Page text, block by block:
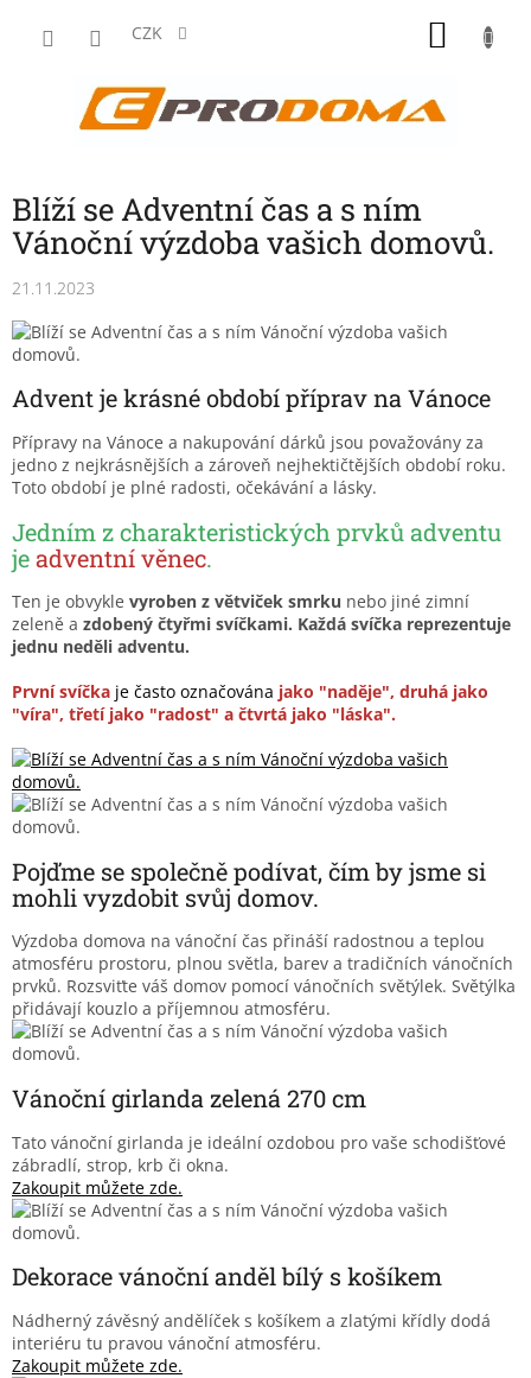
CZK
Blíží se Adventní čas a s ním
Vánoční výzdoba vašich domovů.
21.11.2023
Advent je krásné období příprav na Vánoce
Přípravy na Vánoce a nakupování dárků jsou považovány za
jedno z nejkrásnějších a zároveň nejhektičtějších období roku.
Toto období je plné radosti, očekávání a lásky.
Jedním z charakteristických prvků adventu
jeadventní věnec.
Ten je obvykle vyroben z větviček smrku nebo jiné zimní
zeleně a zdobený čtyřmi svíčkami. Každá svíčka reprezentuje
jednu neděli adventu.
První svíčka je často označována jako "naděje", druhá jako
"víra", třetí jako "radost" a čtvrtá jako "láska".
Pojďme se společně podívat, čím by jsme si
mohli vyzdobit svůj domov.
Výzdoba domova na vánoční čas přináší radostnou a teplou
atmosféru prostoru, plnou světla, barev a tradičních vánočních
prvků. Rozsviťte váš domov pomocí vánočních světýlek. Světýlka
přidávají kouzlo a příjemnou atmosféru.
Vánoční girlanda zelená 270 cm
Tato vánoční girlanda je ideální ozdobou pro vaše schodišťové
zábradlí, strop, krb či okna.
Zakoupit můžete zde.
Dekorace vánoční anděl bílý s košíkem
Nádherný závěsný andělíček s košíkem a zlatými křídly dodá
interiéru tu pravou vánoční atmosféru.
Zakoupit můžete zde.